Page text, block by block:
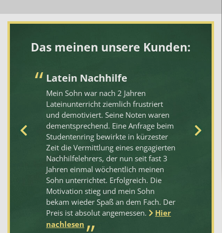
Das meinen unsere Kunden:
Latein Nachhilfe
Mein Sohn war nach 2 Jahren
Lateinunterricht ziemlich frustriert
und demotiviert. Seine Noten waren
dementsprechend. Eine Anfrage beim
Studentenring bewirkte in kürzester
Zeit die Vermittlung eines engagierten
Nachhilfelehrers, der nun seit fast 3
Jahren einmal wöchentlich meinen
Sohn unterrichtet. Erfolgreich. Die
Motivation stieg und mein Sohn
bekam wieder Spaß an dem Fach. Der
Preis ist absolut angemessen.
Hier
nachlesen